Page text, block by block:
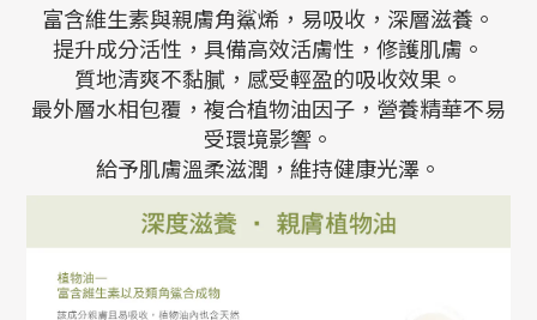
富含維生素與親膚角鯊烯，易吸收，深層滋養。
提升成分活性，具備高效活膚性，修護肌膚。
質地清爽不黏膩，感受輕盈的吸收效果。
最外層水相包覆，複合植物油因子，營養精華不易
受環境影響。
給予肌膚溫柔滋潤，維持健康光澤。